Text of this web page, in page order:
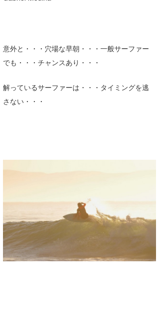
意外と・・・穴場な早朝・・・一般サーファー
でも・・・チャンスあり・・・
解っているサーファーは・・・タイミングを逃
さない・・・